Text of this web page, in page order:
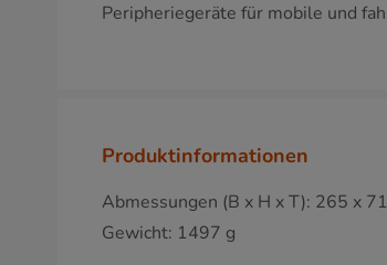
Peripheriegeräte für mobile und
Produktinformationen
Abmessungen (B x H x T): 265 x
Gewicht: 1497 g